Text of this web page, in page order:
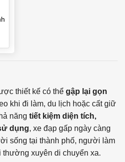
thiết kế có thể gập lại gọn
khi đi làm, du lịch hoặc cất giữ
năng tiết kiệm diện tích,
dụng, xe đạp gấp ngày càng
sống tại thành phố, người làm
xuyên di chuyển xa.